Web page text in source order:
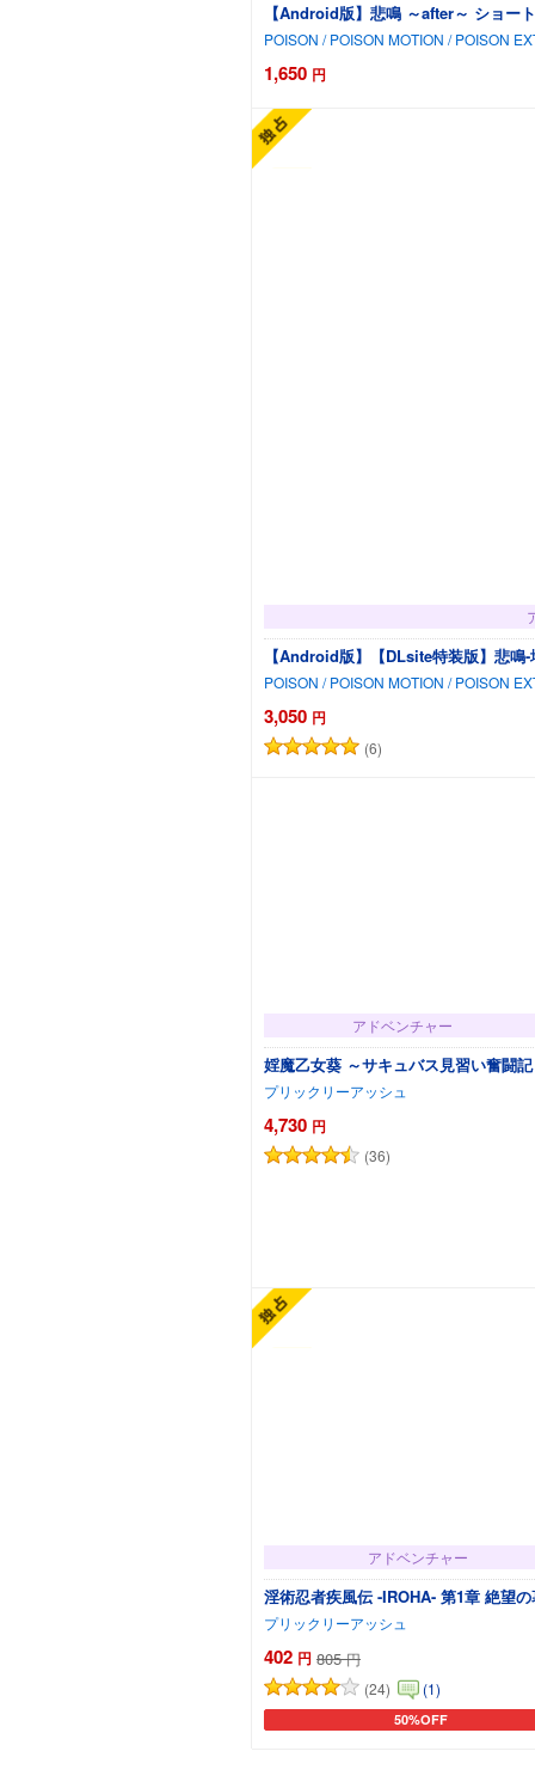
【Android版】悲鳴 ～after～ ショー
POISON / POISON MOTION / POISON
1,650 円
【Android版】【DLsite特装版】悲
POISON / POISON MOTION / POISON
3,050 円
(6)
アドベンチャー
婬魔乙女葵 ～サキュバス見習い奮闘
プリックリーアッシュ
4,730 円
(36)
アドベンチャー
淫術忍者疾風伝 -IROHA- 第1章 絶望
プリックリーアッシュ
402 円 805 円
(24)
(1)
50%OFF
カートに追加